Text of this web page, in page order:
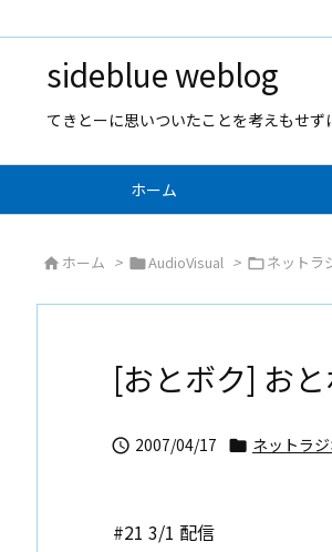
sideblue weblog
てきとーに思いついたことを考えもせ
ホーム
 ホーム > AudioVisual > ネットラ
[おとボク] お
 2007/04/17  ネットラ
#21 3/1 配信